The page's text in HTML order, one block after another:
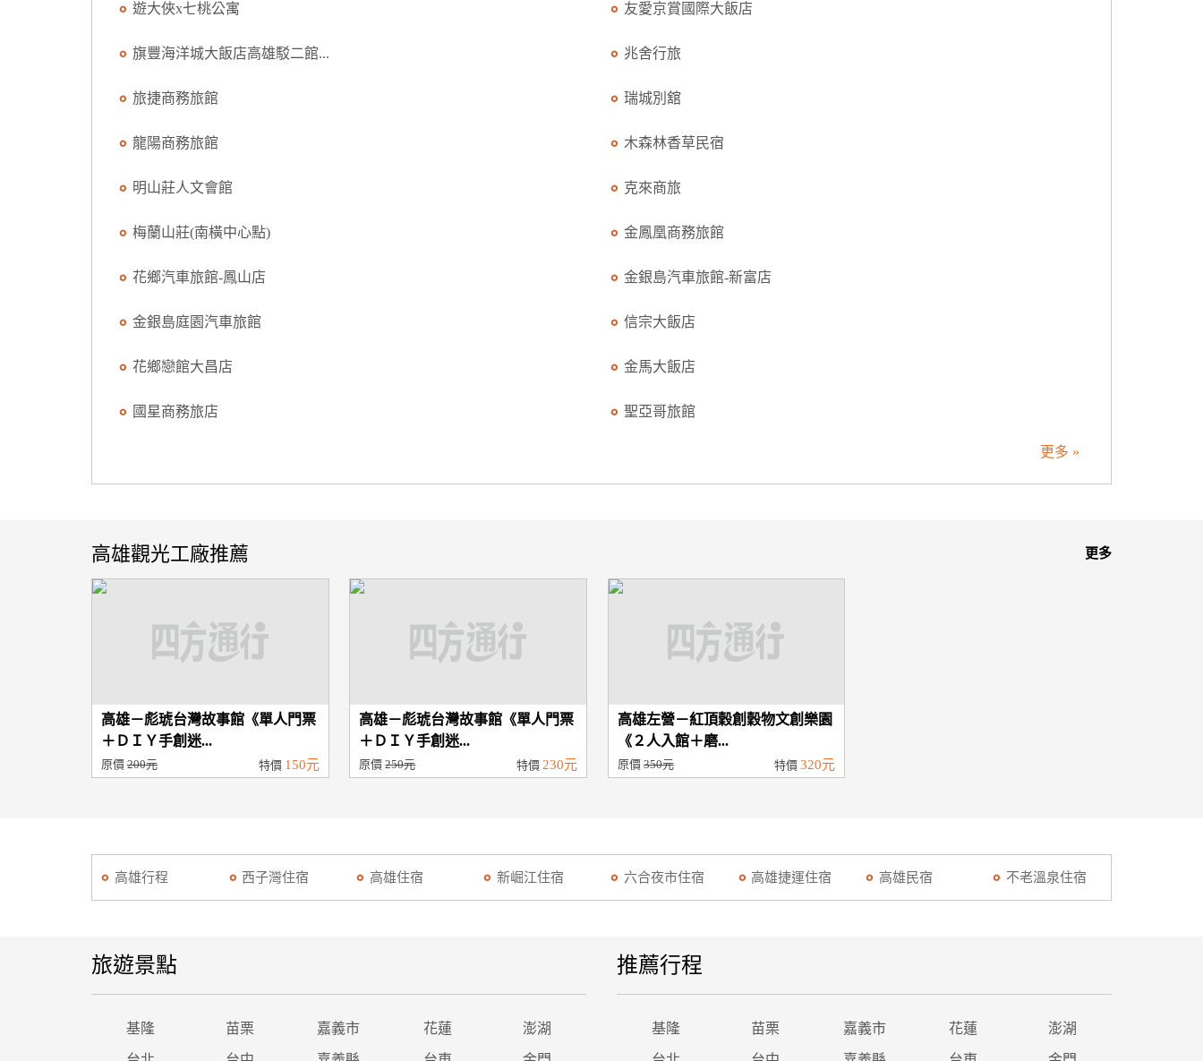
遊大俠x七桃公寓 友愛京賞國際大飯店
旗豐海洋城大飯店高雄駁二館... 兆舍行旅
旅捷商務旅館 瑞城別舘
龍陽商務旅館 木森林香草民宿
明山莊人文會館 克來商旅
梅蘭山莊(南橫中心點) 金鳳凰商務旅館
花鄉汽車旅館-鳳山店 金銀島汽車旅館-新富店
金銀島庭園汽車旅館 信宗大飯店
花鄉戀館大昌店 金馬大飯店
國星商務旅店 聖亞哥旅館
更多 »
更多
高雄觀光工廠推薦
高雄－彪琥台灣故事館《單人門票
＋ＤＩＹ手創迷...
原價 200元 特價 150元
高雄－彪琥台灣故事館《單人門票
＋ＤＩＹ手創迷...
原價250元 特價230元
高雄左營－紅頂穀創穀物文創樂園
《２人入館＋磨...
原價350元 特價320元
高雄行程 西子灣住宿 高雄住宿 新崛江住宿 六合夜市住宿 高雄捷運住宿 高雄民宿 不老溫泉住宿
旅遊景點
基隆 苗栗 嘉義市 花蓮 澎湖
推薦行程
基隆 苗栗 嘉義市 花蓮 澎湖